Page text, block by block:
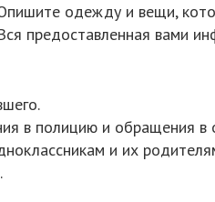
одежду и вещи,
предоставленная вами
в полицию и обращения
и их